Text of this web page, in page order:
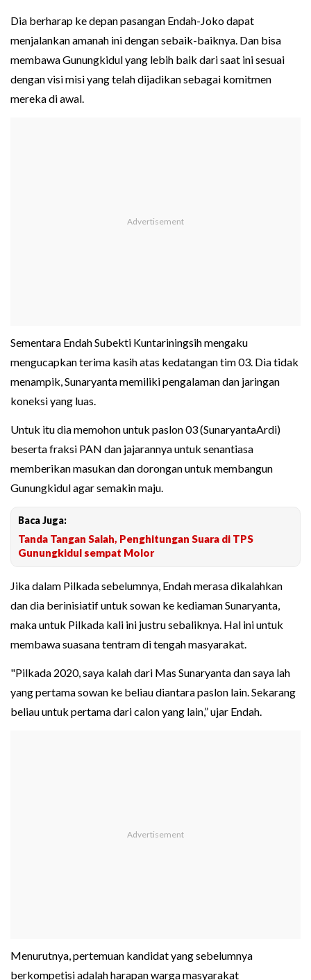
Dia berharap ke depan pasangan Endah-Joko dapat
menjalankan amanah ini dengan sebaik-baiknya. Dan bisa
membawa Gunungkidul yang lebih baik dari saat ini sesuai
dengan visi misi yang telah dijadikan sebagai komitmen
mereka di awal.
Sementara Endah Subekti Kuntariningsih mengaku
mengucapkan terima kasih atas kedatangan tim 03. Dia tidak
menampik, Sunaryanta memiliki pengalaman dan jaringan
koneksi yang luas.
Untuk itu dia memohon untuk paslon 03 (SunaryantaArdi)
beserta fraksi PAN dan jajarannya untuk senantiasa
memberikan masukan dan dorongan untuk membangun
Gunungkidul agar semakin maju.
Baca Juga:
Tanda Tangan Salah, Penghitungan Suara di TPS
Gunungkidul sempat Molor
Jika dalam Pilkada sebelumnya, Endah merasa dikalahkan
dan dia berinisiatif untuk sowan ke kediaman Sunaryanta,
maka untuk Pilkada kali ini justru sebaliknya. Hal ini untuk
membawa suasana tentram di tengah masyarakat.
"Pilkada 2020, saya kalah dari Mas Sunaryanta dan saya lah
yang pertama sowan ke beliau diantara paslon lain. Sekarang
beliau untuk pertama dari calon yang lain,” ujar Endah.
Menurutnya, pertemuan kandidat yang sebelumnya
berkompetisi adalah harapan warga masyarakat